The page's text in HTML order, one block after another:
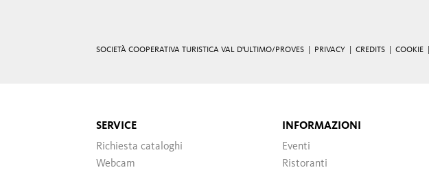
SOCIETÀ COOPERATIVA TURISTICA VAL D'ULTIMO/PROVES | PRIVACY CREDITS COOKIE
SERVICE
Richiesta cataloghi
Webcam
INFORMAZIONI
Eventi
Ristoranti